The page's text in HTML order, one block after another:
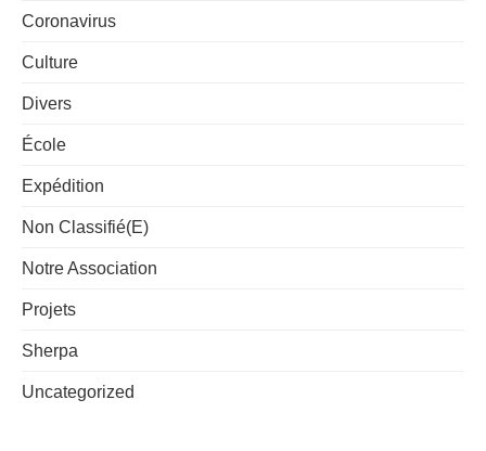
Coronavirus
Culture
Divers
École
Expédition
Non Classifié(e)
Notre Association
Projets
Sherpa
Uncategorized